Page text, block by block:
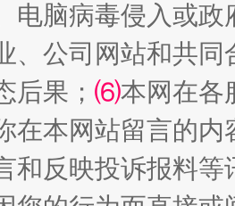
电脑病毒侵入或
、公司网站和共
后果； ⑹本网在各
在本网站留言的内
和反映投诉报料